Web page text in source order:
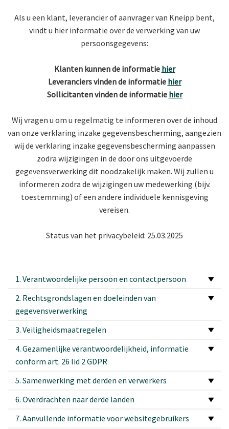
Als u een klant, leverancier of aanvrager van Kneipp bent,
vindt u hier informatie over de verwerking van uw
persoonsgegevens:
Klanten kunnen de informatie hier
Leveranciers vinden de informatie hier
Sollicitanten vinden de informatie hier
Wij vragen u om u regelmatig te informeren over de inhoud
van onze verklaring inzake gegevensbescherming, aangezien
wij de verklaring inzake gegevensbescherming aanpassen
zodra wijzigingen in de door ons uitgevoerde
gegevensverwerking dit noodzakelijk maken. Wij zullen u
informeren zodra de wijzigingen uw medewerking (bijv.
toestemming) of een andere individuele kennisgeving
vereisen.
Status van het privacybeleid: 25.03.2025
1. Verantwoordelijke persoon en contactpersoon
2. Rechtsgrondslagen en doeleinden van
gegevensverwerking
3. Veiligheidsmaatregelen
4. Gezamenlijke verantwoordelijkheid, informatie
conform art. 26 lid 2 GDPR
5. Samenwerking met derden en verwerkers
6. Overdrachten naar derde landen
7. Aanvullende informatie voor websitegebruikers